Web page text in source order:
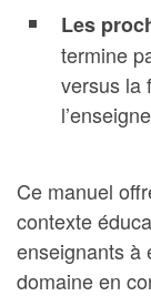
Les
termine
versus la
Ce manuel
contexte
enseignants à
domaine en